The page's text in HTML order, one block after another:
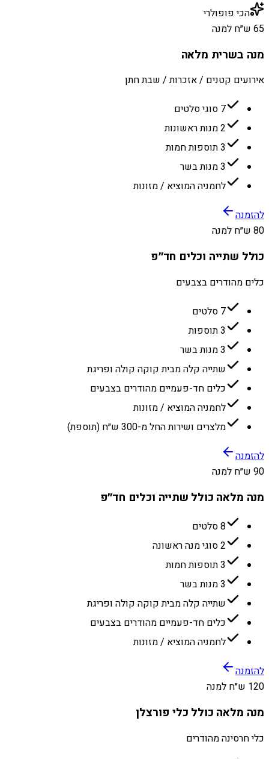
הכי פופולרי
65 ש״ח למנה
מנה בשרית מלאה
אירועים קטנים / אזכרות / שבת חתן
7 סוגי סלטים
2 מנות ראשונות
3 תוספות חמות
3 מנות בשר
לחמניה המוציא / מזונות
להזמנה
80 ש״ח למנה
כולל שתייה וכלים חד״פ
כלים מהודרים בצבעים
7 סלטים
3 תוספות
3 מנות בשר
שתייה קלה מבית קוקה קולה ופריגת
כלים חד-פעמיים מהודרים בצבעים
לחמניה המוציא / מזונות
מלצרים ושירות החל מ-300 ש״ח (תוספת)
להזמנה
90 ש״ח למנה
מנה מלאה כולל שתייה וכלים חד״פ
8 סלטים
2 סוגי מנה ראשונה
3 תוספות חמות
3 מנות בשר
שתייה קלה מבית קוקה קולה ופריגת
כלים חד-פעמיים מהודרים בצבעים
לחמניה המוציא / מזונות
להזמנה
120 ש״ח למנה
מנה מלאה כולל כלי פורצלן
כלי חרסינה מהודרים